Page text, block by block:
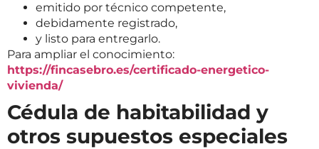
emitido por técnico competente,
debidamente registrado,
y listo para entregarlo.
Para ampliar el conocimiento:
https://fincasebro.es/certificado-energetico-
vivienda/
Cédula de habitabilidad y
otros supuestos especiales